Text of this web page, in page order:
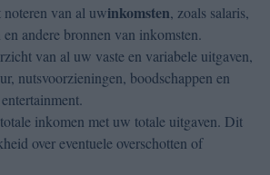
van al uwinkomsten, zoals salaris,
andere bronnen van inkomsten.
van al uw vaste en variabele uitgaven,
nutsvoorzieningen, boodschappen en
inkomen met uw totale uitgaven. Dit
over eventuele overschotten of